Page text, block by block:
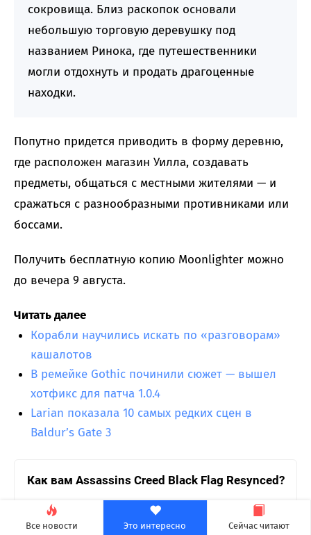
Все новости Это интересно Сейчас читают
сокровища. Близ раскопок основали
небольшую торговую деревушку под
названием Ринока, где путешественники
могли отдохнуть и продать драгоценные
находки.
Попутно придется приводить в форму деревню,
где расположен магазин Уилла, создавать
предметы, общаться с местными жителями — и
сражаться с разнообразными противниками или
боссами.
Получить бесплатную копию Moonlighter можно
до вечера 9 августа.
Читать далее
Корабли научились искать по «разговорам»
кашалотов
В ремейке Gothic починили сюжет — вышел
хотфикс для патча 1.0.4
Larian показала 10 самых редких сцен в
Baldur’s Gate 3
Как вам Assassins Creed Black Flag Resynced?
10 из 10 на кончиках пальцев 39 голосов, 24.5%